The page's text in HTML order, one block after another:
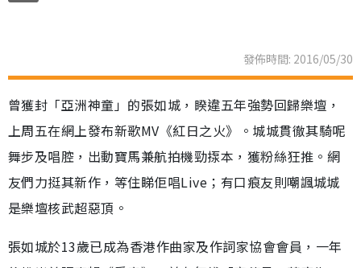
發佈時間: 2016/05/30
曾獲封「亞洲神童」的張如城，睽違五年強勢回歸樂壇，
上周五在網上發布新歌MV《紅日之火》。城城貫徹其騎呢
舞步及唱腔，出動寶馬兼航拍機勁揼本，獲粉絲狂推。網
友們力挺其新作，等住睇佢唱Live；有口痕友則嘲諷城城
是樂壇核武超惡頂。
張如城於13歲已成為香港作曲家及作詞家協會會員，一年